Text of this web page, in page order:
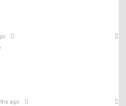
ago